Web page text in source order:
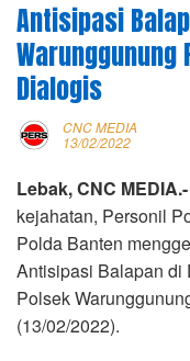
Antisipasi
Dialogis
CNC MEDIA
13/02/2022
Lebak, CNC MEDIA.-
kejahatan, Personil
Polda Banten
Antisipasi Balapan di
Polsek
(13/02/2022).